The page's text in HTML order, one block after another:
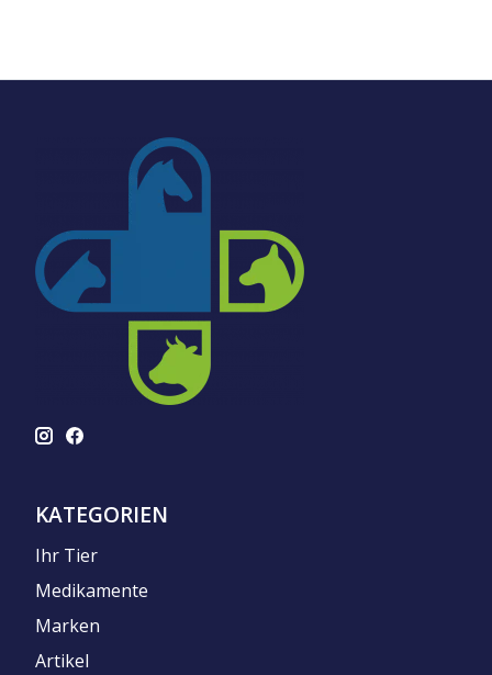
KATEGORIEN
Ihr Tier
Medikamente
Marken
Artikel